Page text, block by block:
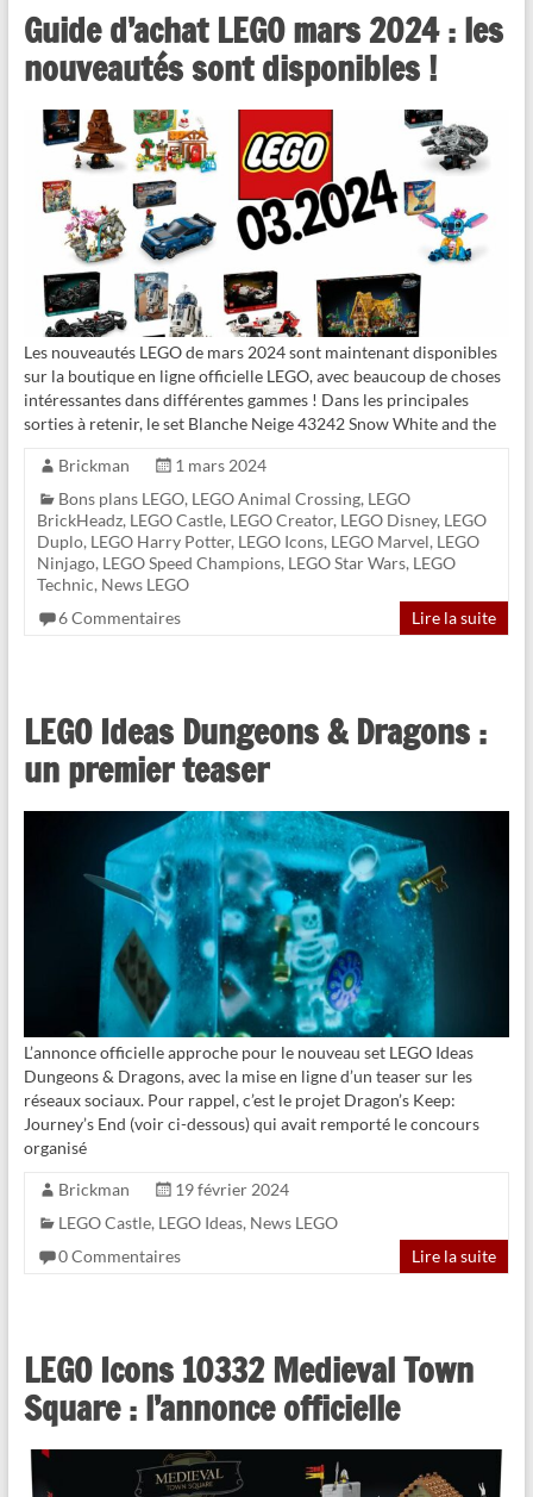
Guide d’achat LEGO mars 2024 : les
nouveautés sont disponibles !
Les nouveautés LEGO de mars 2024 sont maintenant disponibles
sur la boutique en ligne officielle LEGO, avec beaucoup de choses
intéressantes dans différentes gammes ! Dans les principales
sorties à retenir, le set Blanche Neige 43242 Snow White and the
Brickman
1 mars 2024
Bons plans LEGO, LEGO Animal Crossing, LEGO
BrickHeadz, LEGO Castle, LEGO Creator, LEGO Disney, LEGO
Duplo, LEGO Harry Potter, LEGO Icons, LEGO Marvel, LEGO
Ninjago, LEGO Speed Champions, LEGO Star Wars, LEGO
Technic, News LEGO
6 Commentaires
Lire la suite
LEGO Ideas Dungeons & Dragons :
un premier teaser
L’annonce officielle approche pour le nouveau set LEGO Ideas
Dungeons & Dragons, avec la mise en ligne d’un teaser sur les
réseaux sociaux. Pour rappel, c’est le projet Dragon’s Keep:
Journey’s End (voir ci-dessous) qui avait remporté le concours
organisé
Brickman
19 février 2024
LEGO Castle, LEGO Ideas, News LEGO
0 Commentaires
Lire la suite
LEGO Icons 10332 Medieval Town
Square : l’annonce officielle